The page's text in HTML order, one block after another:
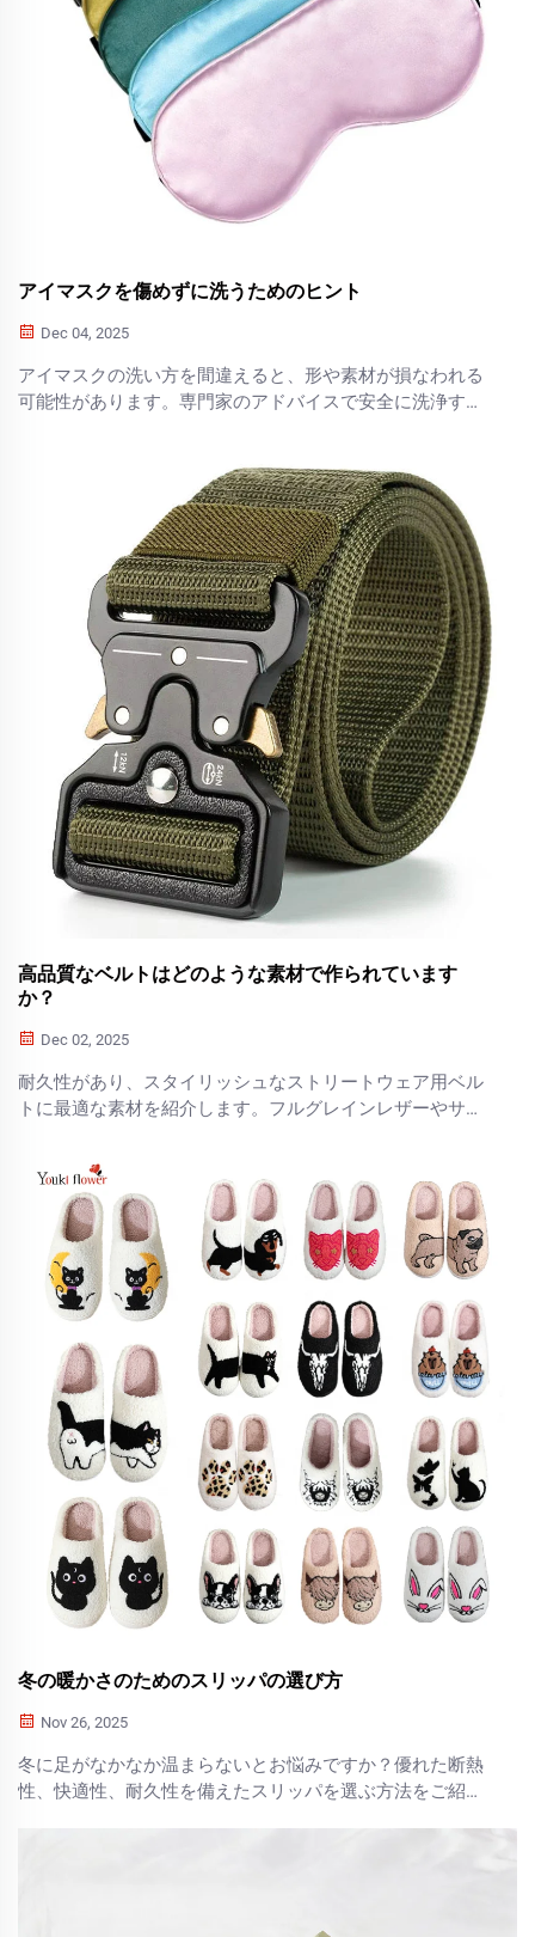
アイマスクを傷めずに洗うためのヒント
Dec 04, 2025
アイマスクの洗い方を間違えると、形や素材が損なわれる
可能性があります。専門家のアドバイスで安全に洗浄する
高品質なベルトはどのような素材で作られています
か？
Dec 02, 2025
耐久性があり、スタイリッシュなストリートウェア用ベル
トに最適な素材を紹介します。フルグレインレザーやサス
トを知りましょう。詳しくはこちら。
冬の暖かさのためのスリッパの選び方
Nov 26, 2025
冬に足がなかなか温まらないとお悩みですか？優れた断熱
性、快適性、耐久性を備えたスリッパを選ぶ方法をご紹介